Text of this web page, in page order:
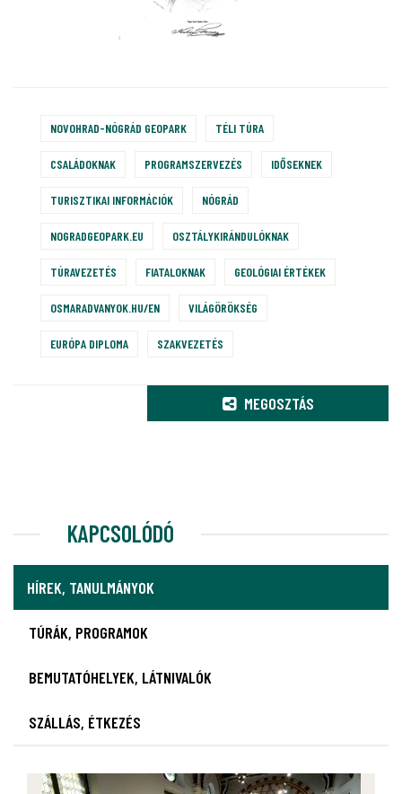
NOVOHRAD-NÓGRÁD GEOPARK TÉLI TÚRA
CSALÁDOKNAK PROGRAMSZERVEZÉS IDŐSEKNEK
TURISZTIKAI INFORMÁCIÓK NÓGRÁD
NOGRADGEOPARK.EU OSZTÁLYKIRÁNDULÓKNAK
TÚRAVEZETÉS FIATALOKNAK GEOLÓGIAI ÉRTÉKEK
OSMARADVANYOK.HU/EN VILÁGÖRÖKSÉG
EURÓPA DIPLOMA SZAKVEZETÉS
MEGOSZTÁS
KAPCSOLÓDÓ
HÍREK, TANULMÁNYOK
TÚRÁK, PROGRAMOK
BEMUTATÓHELYEK, LÁTNIVALÓK
SZÁLLÁS, ÉTKEZÉS